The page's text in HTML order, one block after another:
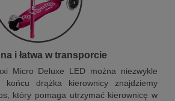
i łatwa w transporcie
Micro Deluxe LED można niezwykle
drążka kierownicy znajdziemy
który pomaga utrzymać kierownicę w